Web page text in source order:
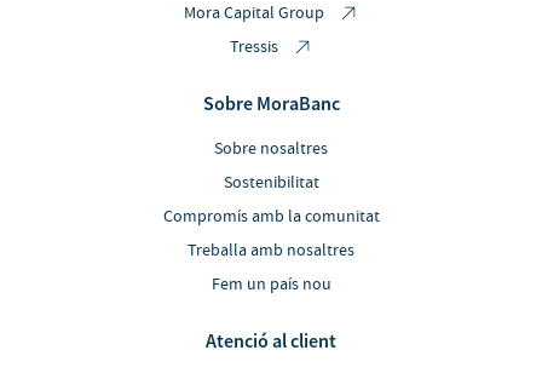
Mora Capital Group
Tressis
Sobre MoraBanc
Sobre nosaltres
Sostenibilitat
Compromís amb la comunitat
Treballa amb nosaltres
Fem un país nou
Atenció al client